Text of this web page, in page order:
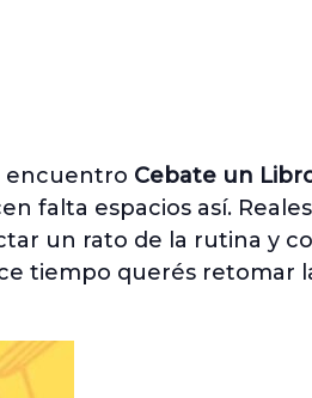
encuentro Cebate un
falta espacios así.
un rato de la rutina y
tiempo querés retomar